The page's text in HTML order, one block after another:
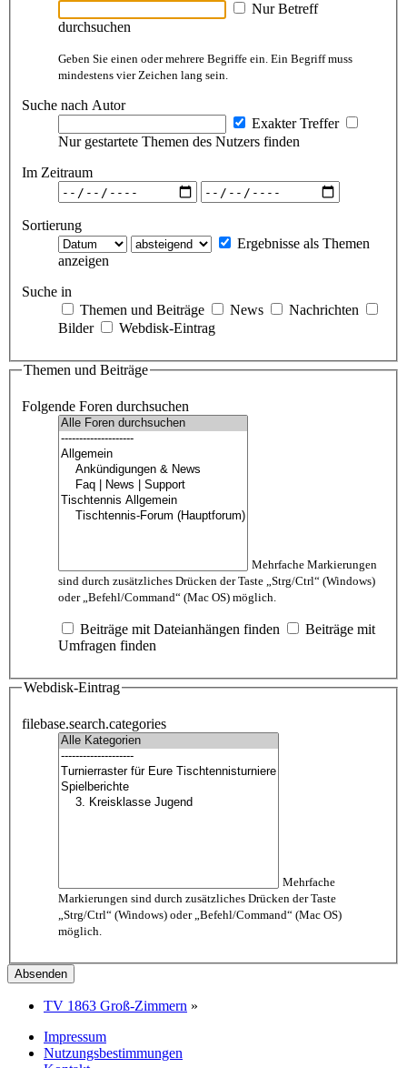
Nur Betreff
durchsuchen
Geben Sie einen oder mehrere Begriffe ein. Ein Begriff muss
mindestens vier Zeichen lang sein.
Suche nach Autor
Exakter Treffer
Nur gestartete Themen des Nutzers finden
Im Zeitraum
Sortierung
Ergebnisse als Themen
anzeigen
Suche in
Themen und Beiträge
News
Nachrichten
Bilder
Webdisk-Eintrag
Themen und Beiträge
Folgende Foren durchsuchen
Mehrfache Markierungen
sind durch zusätzliches Drücken der Taste „Strg/Ctrl“ (Windows)
oder „Befehl/Command“ (Mac OS) möglich.
Beiträge mit Dateianhängen finden
Beiträge mit
Umfragen finden
Webdisk-Eintrag
filebase.search.categories
Mehrfache
Markierungen sind durch zusätzliches Drücken der Taste
„Strg/Ctrl“ (Windows) oder „Befehl/Command“ (Mac OS)
möglich.
TV 1863 Groß-Zimmern »
Impressum
Nutzungsbestimmungen